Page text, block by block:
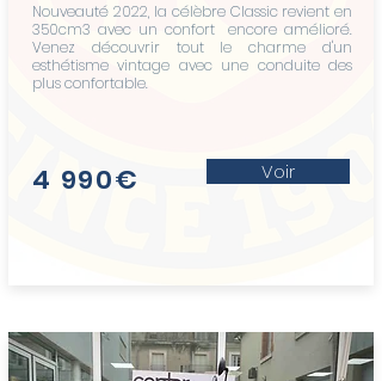
Nouveauté 2022, la célèbre Classic revient en
350cm3 avec un confort encore amélioré.
Venez découvrir tout le charme d'un
esthétisme vintage avec une conduite des
plus confortable.
4 990€ Voir